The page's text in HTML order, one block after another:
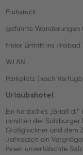
Frühstück
geführte Wanderungen
freier Eintritt ins Freibad
WLAN
Parkplatz (nach
Urlaubshotel
Ein herzliches „Griaß
inmitten der Salzburger
Großglockner und dem
Jahreszeit ein
Ihnen unverfälschte